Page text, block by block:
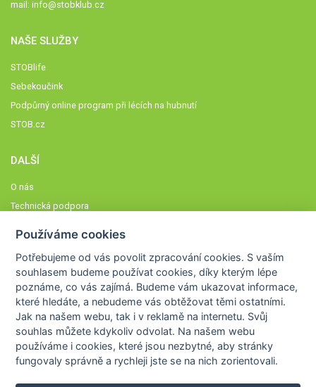
mail: info@stobklub.cz
NAŠE SLUŽBY
STOBlife
Sebekoučink
Podpůrný online program při lécích na hubnutí
STOB.cz
DALŠÍ
O nás
Technická podpora
Členové STOBklubu
Zásady nakládání s osobními údaji
Otestujte se
Spočítejte si
Výzva 52
Používáme cookies
Potřebujeme od vás povolit zpracování cookies. S vaším
souhlasem budeme používat cookies, díky kterým lépe
poznáme,co vás zajímá. Budeme vám ukazovat informace,
které hledáte, a nebudeme vás obtěžovat těmi ostatními.
Jak na našem webu, tak i v reklamě na internetu. Svůj
souhlas můžete kdykoliv odvolat. Na našem webu
používáme i cookies, které jsou nezbytné, aby stránky
fungovaly správně a rychleji jste se na nich zorientovali.